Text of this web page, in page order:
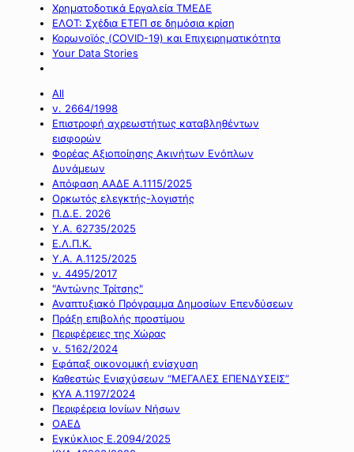
Χρηματοδοτικά Εργαλεία ΤΜΕΔΕ
ΕΛΟΤ: Σχέδια ΕΤΕΠ σε δημόσια κρίση
Κορωνοϊός (COVID-19) και Επιχειρηματικότητα
Your Data Stories
All
ν. 2664/1998
Επιστροφή αχρεωστήτως καταβληθέντων
εισφορών
Φορέας Αξιοποίησης Ακινήτων Ενόπλων
Δυνάμεων
Απόφαση ΑΑΔΕ Α.1115/2025
Ορκωτός ελεγκτής-λογιστής
Π.Δ.Ε. 2026
Υ.Α. 62735/2025
Ε.Λ.Π.Κ.
Υ.Α. Α.1125/2025
ν. 4495/2017
"Αντώνης Τρίτσης"
Αναπτυξιακό Πρόγραμμα Δημοσίων Επενδύσεων
Πράξη επιβολής προστίμου
Περιφέρειες της Χώρας
ν. 5162/2024
Εφάπαξ οικονομική ενίσχυση
Καθεστώς Ενισχύσεων “ΜΕΓΑΛΕΣ ΕΠΕΝΔΥΣΕΙΣ”
ΚΥΑ Α.1197/2024
Περιφέρεια Ιονίων Νήσων
ΟΑΕΔ
Εγκύκλιος Ε.2094/2025